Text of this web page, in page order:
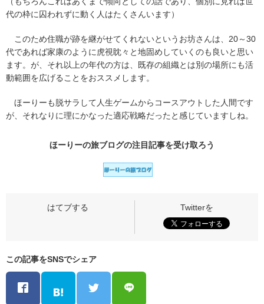
代の枠に囚われずに動く人はたくさんいます）
このため住職が跡を継がせてくれないというお坊さんは、20～30
代であれば家康のように虎視眈々と地固めしていくのも良いと思い
ます。が、それ以上の年代の方は、既存の組織とは別の場所にも活
動範囲を広げることをおススメします。
ほーりーも脱サラして人生ゲームからコースアウトした人間です
が、それなりに理にかなった適応戦略だったと感じていますしね。
ほーりーの旅ブログの注目記事を受け取ろう
この記事をSNSでシェア